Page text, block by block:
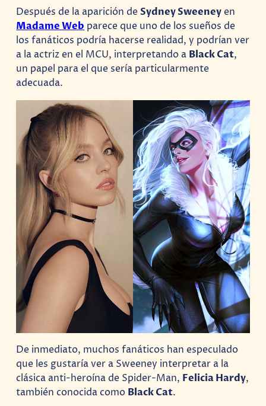
Después de la aparición deSydney Sweeneyen
Madame Webparece que uno de los sueños de
los fanáticos podría hacerse realidad, y podrían ver
a la actriz en el MCU, interpretando a Black Cat,
un papel para el que sería particularmente
adecuada.
De inmediato, muchos fanáticos han especulado
que les gustaría ver a Sweeney interpretar a la
clásica anti-heroína de Spider-Man, Felicia Hardy,
también conocida como Black Cat.